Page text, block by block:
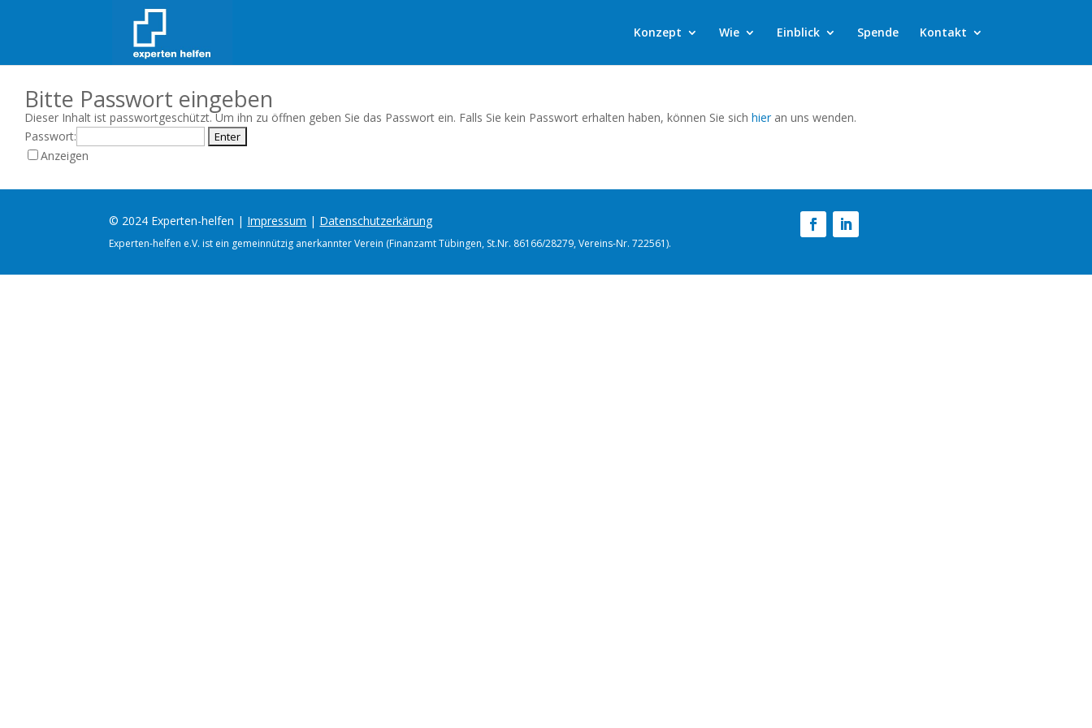
Konzept Wie Einblick Spende Kontakt
Bitte Passwort eingeben
Dieser Inhalt ist passwortgeschützt. Um ihn zu öffnen geben Sie das Passwort ein. Falls Sie kein Passwort erhalten haben, können Sie sich hieran uns wenden.
Passwort:
Anzeigen
© 2024 Experten-helfen | Impressum | Datenschutzerkärung
Experten-helfen e.V. ist ein gemeinnützig anerkannter Verein (Finanzamt Tübingen, St.Nr. 86166/28279, Vereins-Nr. 722561).